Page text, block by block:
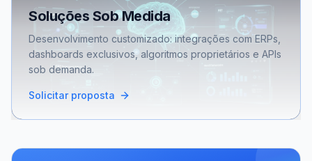
Soluções Sob Medida
Desenvolvimento customizado: integrações com ERPs,
dashboards exclusivos, algoritmos proprietários e APIs
sob demanda.
Solicitar proposta